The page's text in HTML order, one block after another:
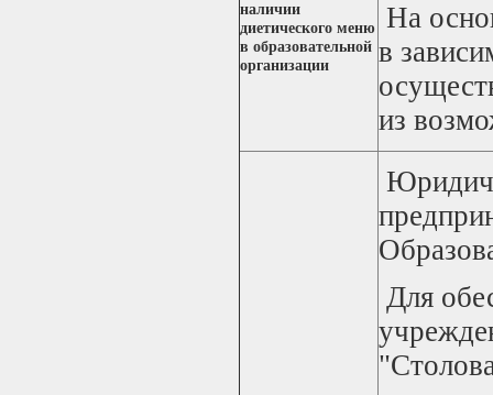
наличии
диетического меню
в образовательной
организации
На
в
из
Для